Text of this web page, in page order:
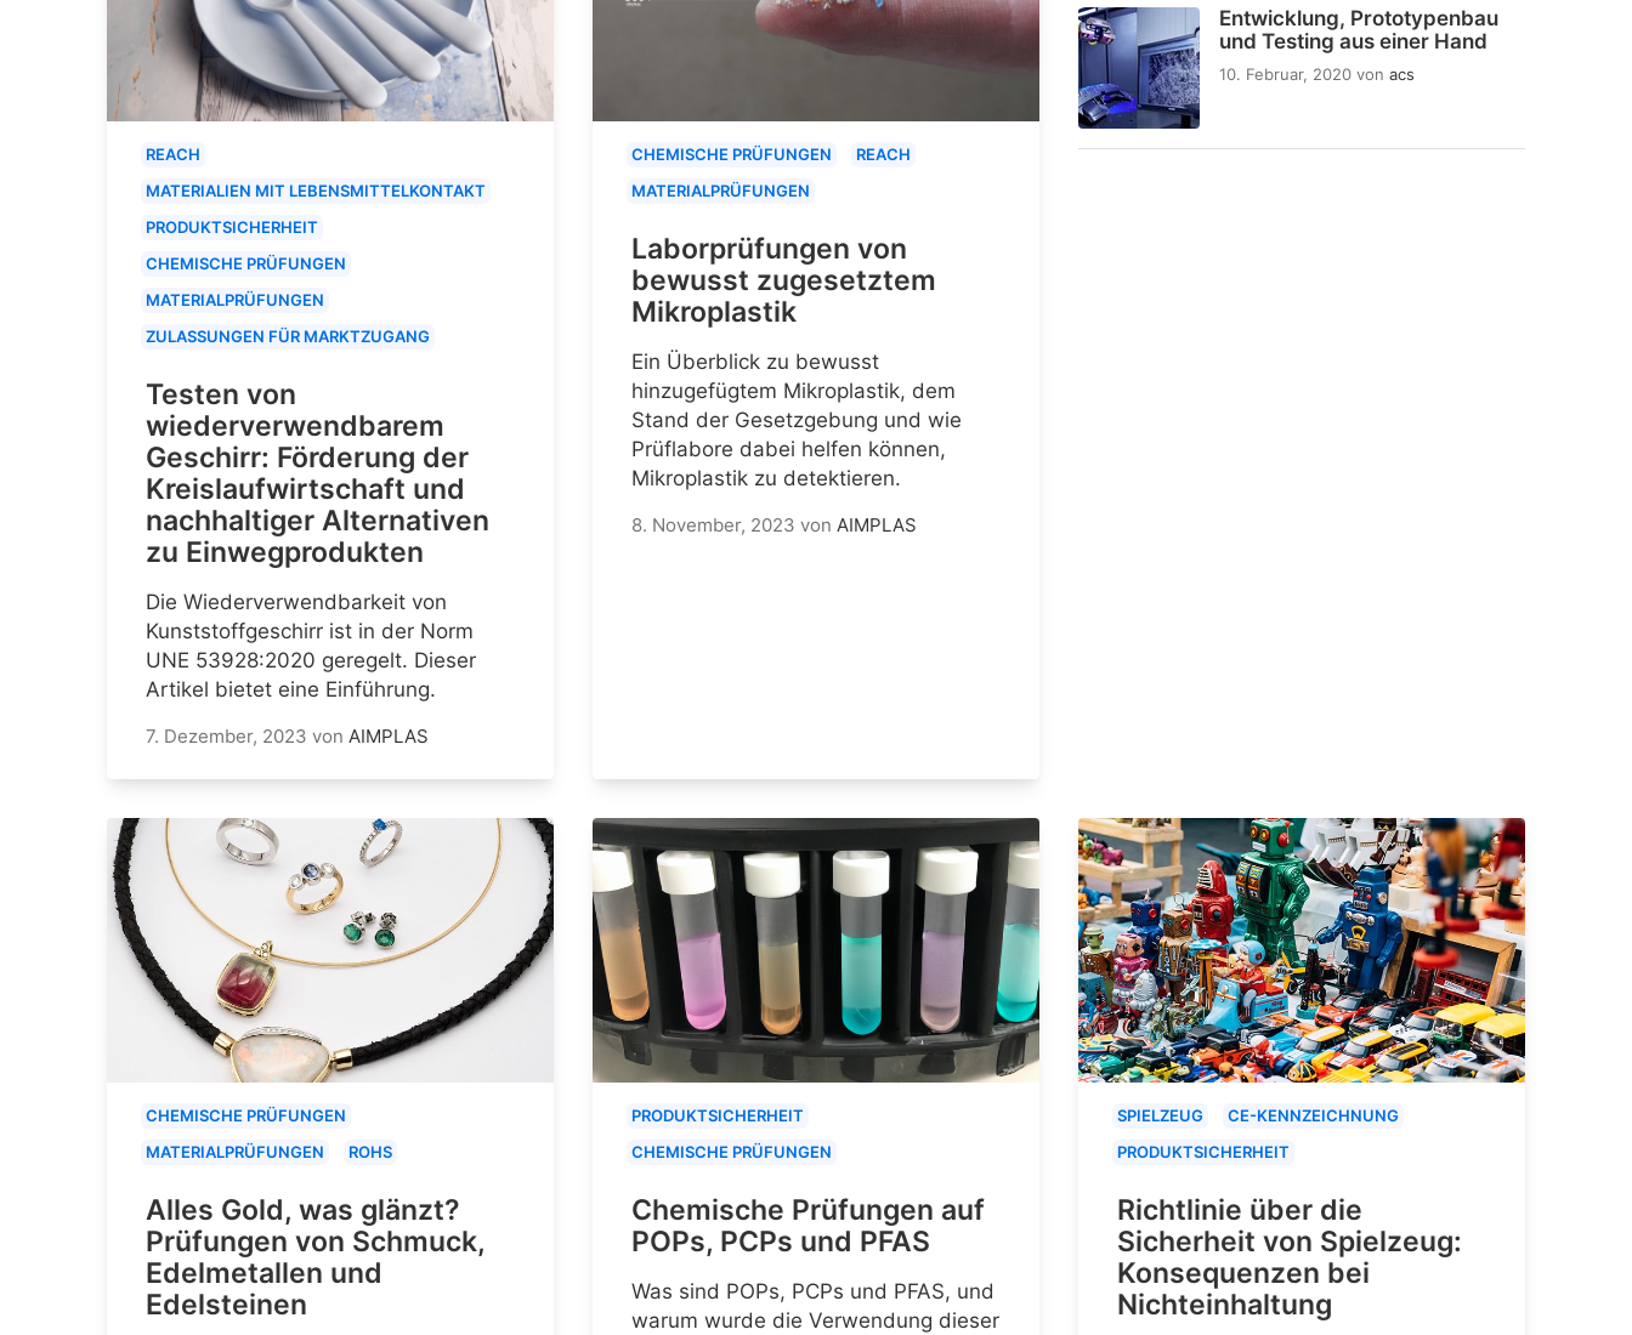
Entwicklung, Prototypenbau
und Testing aus einer Hand
10. Februar, 2020 von acs
REACH
MATERIALIEN MIT LEBENSMITTELKONTAKT
PRODUKTSICHERHEIT
CHEMISCHE PRÜFUNGEN
MATERIALPRÜFUNGEN
ZULASSUNGEN FÜR MARKTZUGANG
Testen von
wiederverwendbarem
Geschirr: Förderung der
Kreislaufwirtschaft und
nachhaltiger Alternativen
zu Einwegprodukten
Die Wiederverwendbarkeit von
Kunststoffgeschirr ist in der Norm
UNE 53928:2020 geregelt. Dieser
Artikel bietet eine Einführung.
7. Dezember, 2023 von AIMPLAS
CHEMISCHE PRÜFUNGEN
REACH
MATERIALPRÜFUNGEN
Laborprüfungen von
bewusst zugesetztem
Mikroplastik
Ein Überblick zu bewusst
hinzugefügtem Mikroplastik, dem
Stand der Gesetzgebung und wie
Prüflabore dabei helfen können,
Mikroplastik zu detektieren.
8. November, 2023 von AIMPLAS
CHEMISCHE PRÜFUNGEN
MATERIALPRÜFUNGEN
ROHS
Alles Gold, was glänzt?
Prüfungen von Schmuck,
Edelmetallen und
Edelsteinen
PRODUKTSICHERHEIT
CHEMISCHE PRÜFUNGEN
Chemische Prüfungen auf
POPs, PCPs und PFAS
Was sind POPs, PCPs und PFAS, und
warum wurde die Verwendung dieser
SPIELZEUG
CE-KENNZEICHNUNG
PRODUKTSICHERHEIT
Richtlinie über die
Sicherheit von Spielzeug:
Konsequenzen bei
Nichteinhaltung